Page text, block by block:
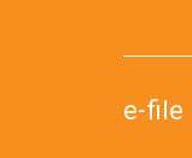
e-file